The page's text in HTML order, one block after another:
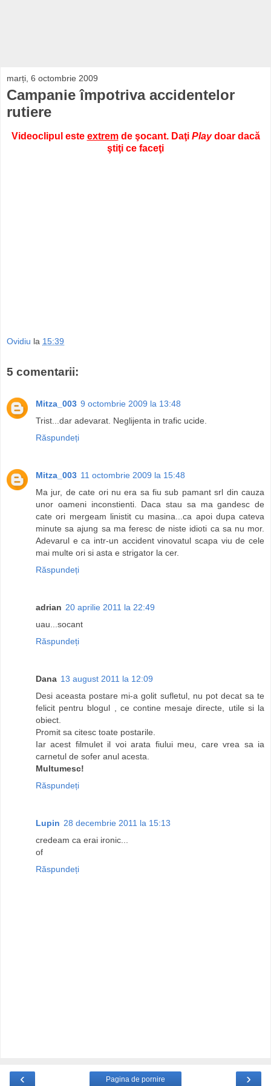
marți, 6 octombrie 2009
Campanie împotriva accidentelor
rutiere
Videoclipul este extremde şocant. Daţi Playdoar dacă
ştiţi ce faceţi
Ovidiu la 15:39
5 comentarii:
Mitza_003 9 octombrie 2009 la 13:48
Trist...dar adevarat. Neglijenta in trafic ucide.
Răspundeți
Mitza_003 11 octombrie 2009 la 15:48
Ma jur, de cate ori nu era sa fiu sub pamant srl din cauza
unor oameni inconstienti. Daca stau sa ma gandesc de
cate ori mergeam linistit cu masina...ca apoi dupa cateva
minute sa ajung sa ma feresc de niste idioti ca sa nu mor.
Adevarul e ca intr-un accident vinovatul scapa viu de cele
mai multe ori si asta e strigator la cer.
Răspundeți
adrian 20 aprilie 2011 la 22:49
uau...socant
Răspundeți
Dana 13 august 2011 la 12:09
Desi aceasta postare mi-a golit sufletul, nu pot decat sa te
felicit pentru blogul , ce contine mesaje directe, utile si la
obiect.
Promit sa citesc toate postarile.
Iar acest filmulet il voi arata fiului meu, care vrea sa ia
carnetul de sofer anul acesta.
Multumesc!
Răspundeți
Lupin 28 decembrie 2011 la 15:13
credeam ca erai ironic...
of
Răspundeți
‹ ›
Pagina de pornire